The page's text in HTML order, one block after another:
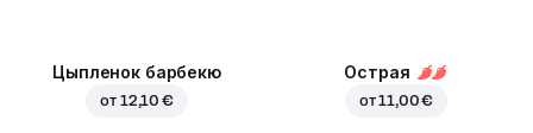
Цыпленок барбекю
от 12,10 €
Острая
от11,00 €